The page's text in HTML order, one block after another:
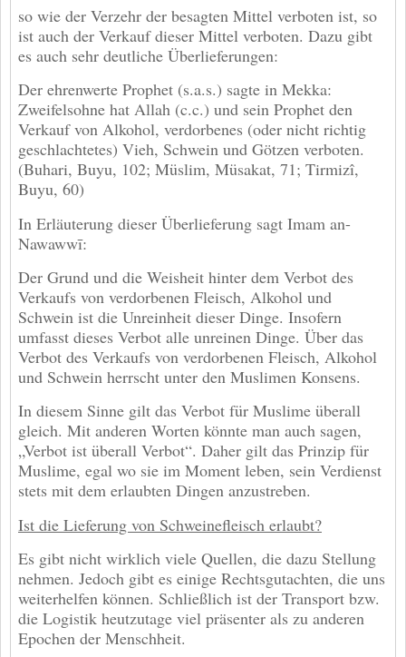
so wie der Verzehr der besagten Mittel verboten ist, so
ist auch der Verkauf dieser Mittel verboten. Dazu gibt
es auch sehr deutliche Überlieferungen:
Der ehrenwerte Prophet (s.a.s.) sagte in Mekka:
Zweifelsohne hat Allah (c.c.) und sein Prophet den
Verkauf von Alkohol, verdorbenes (oder nicht richtig
geschlachtetes) Vieh, Schwein und Götzen verboten.
(Buhari, Buyu, 102; Müslim, Müsakat, 71; Tirmizî,
Buyu, 60)
In Erläuterung dieser Überlieferung sagt Imam an-
Nawawwī:
Der Grund und die Weisheit hinter dem Verbot des
Verkaufs von verdorbenen Fleisch, Alkohol und
Schwein ist die Unreinheit dieser Dinge. Insofern
umfasst dieses Verbot alle unreinen Dinge. Über das
Verbot des Verkaufs von verdorbenen Fleisch, Alkohol
und Schwein herrscht unter den Muslimen Konsens.
In diesem Sinne gilt das Verbot für Muslime überall
gleich. Mit anderen Worten könnte man auch sagen,
„Verbot ist überall Verbot“. Daher gilt das Prinzip für
Muslime, egal wo sie im Moment leben, sein Verdienst
stets mit dem erlaubten Dingen anzustreben.
Ist die Lieferung von Schweinefleisch erlaubt?
Es gibt nicht wirklich viele Quellen, die dazu Stellung
nehmen. Jedoch gibt es einige Rechtsgutachten, die uns
weiterhelfen können. Schließlich ist der Transport bzw.
die Logistik heutzutage viel präsenter als zu anderen
Epochen der Menschheit.